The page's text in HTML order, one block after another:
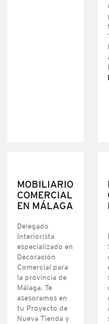
MOBILIARIO
COMERCIAL
EN MÁLAGA
Delegado
Interiorista
especializado en
Decoración
Comercial para
la provincia de
Málaga. Te
asesoramos en
tu Proyecto de
Nueva Tienda y